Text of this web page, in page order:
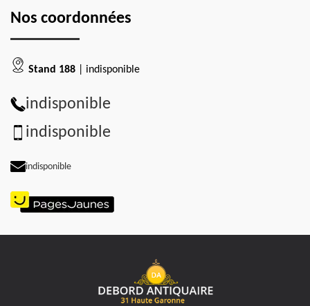
Nos coordonnées
Stand 188 | indisponible
indisponible
indisponible
indisponible